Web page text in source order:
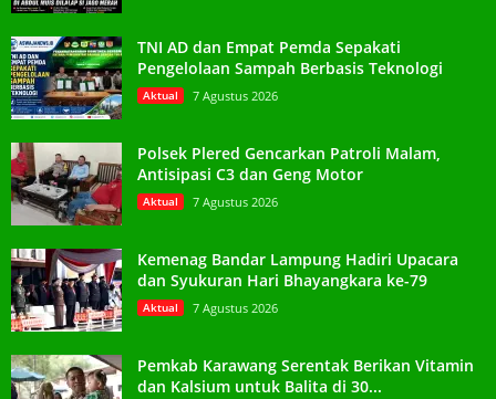
TNI AD dan Empat Pemda Sepakati
Pengelolaan Sampah Berbasis Teknologi
Aktual 7 Agustus 2026
Polsek Plered Gencarkan Patroli Malam,
Antisipasi C3 dan Geng Motor
Aktual 7 Agustus 2026
Kemenag Bandar Lampung Hadiri Upacara
dan Syukuran Hari Bhayangkara ke-79
Aktual 7 Agustus 2026
Pemkab Karawang Serentak Berikan Vitamin
dan Kalsium untuk Balita di 30...